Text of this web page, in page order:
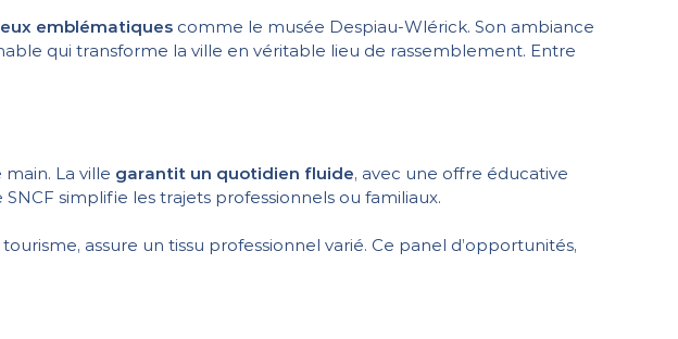
emblématiques comme le musée Despiau-Wlérick. Son ambiance
qui transforme la ville en véritable lieu de rassemblement. Entre
La ville garantit un quotidien fluide, avec une offre éducative
simplifie les trajets professionnels ou familiaux.
assure un tissu professionnel varié. Ce panel d’opportunités,